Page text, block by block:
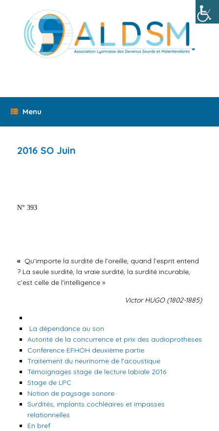
Menu
2016 SO Juin
N° 393
« Qu’importe la surdité de l’oreille, quand l’esprit entend
? La seule surdité, la vraie surdité, la surdité incurable,
c’est celle de l’intelligence »
Victor HUGO (1802-1885)
La dépendance au son
Autorité de la concurrence et prix des audioprothèses
Conférence EFHOH deuxième partie
Traitement du neurinome de l’acoustique
Témoignages stage de lecture labiale 2016
Stage de LPC
Notion de paysage sonore
Surdités, implants cochléaires et impasses
relationnelles
En bref